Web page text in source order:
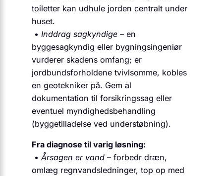
toiletter kan udhule jorden centralt under
huset.
• Inddrag sagkyndige – en
byggesagkyndig eller bygningsingeniør
vurderer skadens omfang; er
jordbundsforholdene tvivlsomme, kobles
en geotekniker på. Gem al
dokumentation til forsikringssag eller
eventuel myndighedsbehandling
(byggetilladelse ved understøbning).
Fra diagnose til varig løsning:
•Årsagen er vand – forbedr dræn,
omlæg regnvandsledninger, top op med